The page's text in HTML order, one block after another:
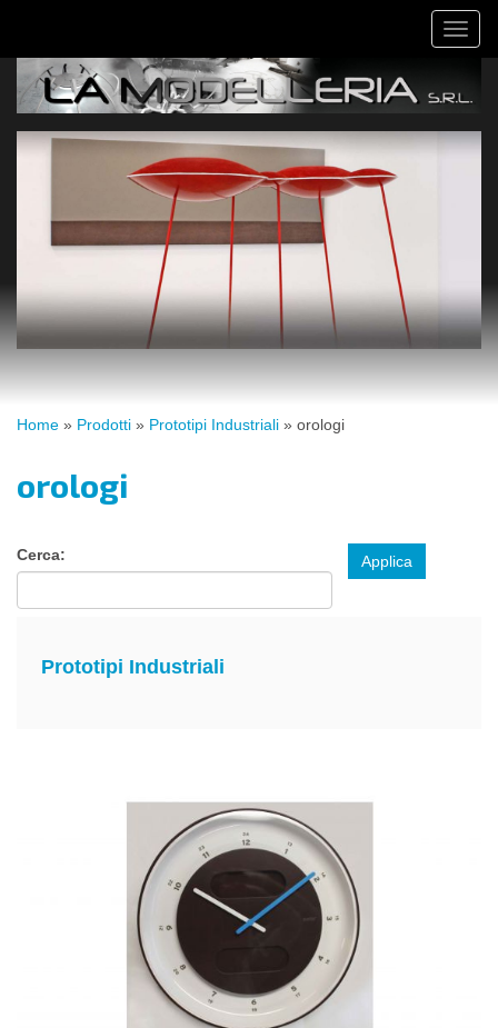
contenuto
principale
Tu
qui
Home » Prodotti » Prototipi Industriali » orologi
orologi
Cerca: Applica
Prototipi Industriali